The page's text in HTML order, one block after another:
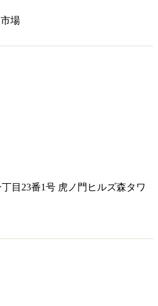
市場
目23番1号 虎ノ門ヒルズ森タワ